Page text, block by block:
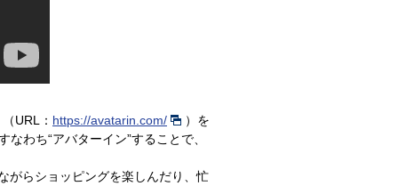
URL： https://avatarin.com/
）を
わち“アバターイン”することで、
がらショッピングを楽しんだり、忙